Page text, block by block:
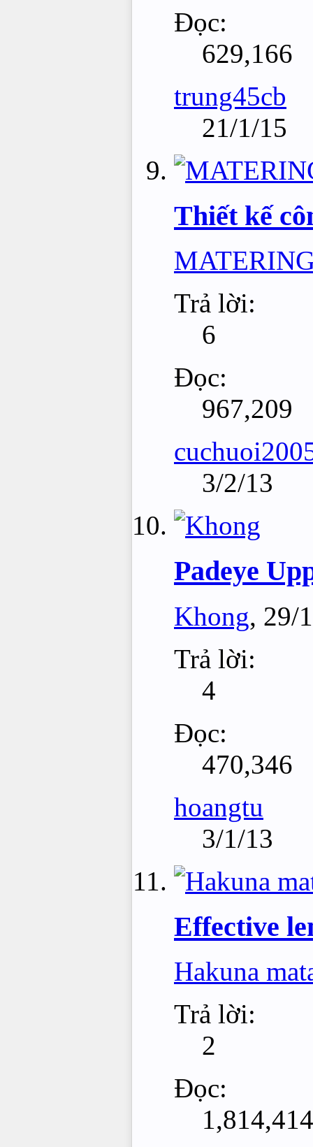
Đọc:
629,166
trung45cb
21/1/15
Thiết kế
Trả lời:
6
Đọc:
967,209
3/2/13
Padeye
Khong, 29/
Trả lời:
4
Đọc:
470,346
hoangtu
3/1/13
Effective
Hakuna
Trả lời:
2
Đọc:
1,814,414